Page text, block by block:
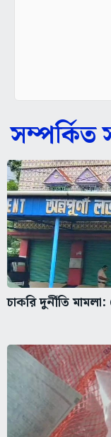
সম্পর্কিত
চাকরি দুর্নীতি